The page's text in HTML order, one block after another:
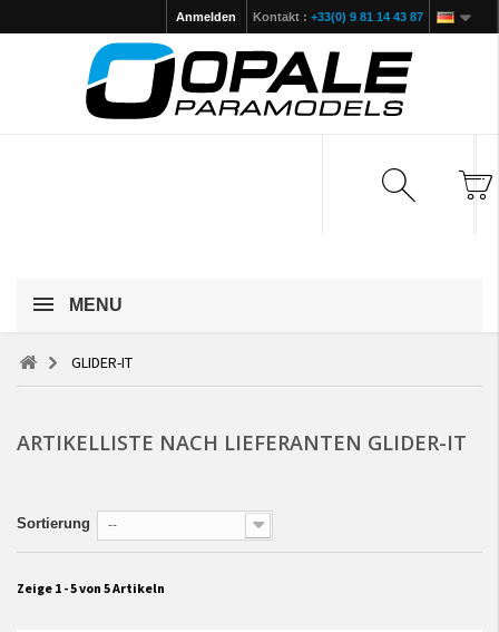
Kontakt : +33(0) 9 81 14 43 87
Anmelden
MENU
GLIDER-IT
ARTIKELLISTE NACH LIEFERANTEN GLIDER-IT
Sortierung --
Zeige 1 - 5 von 5 Artikeln